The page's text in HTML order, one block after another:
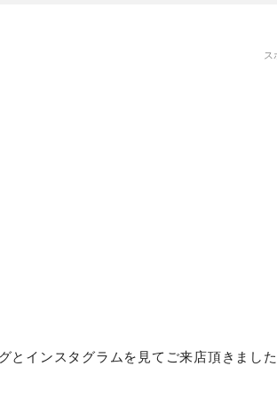
ス
とインスタグラムを見てご来店頂きました